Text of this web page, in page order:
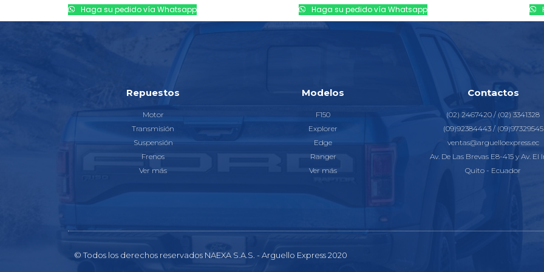
Haga su pedido vía Whatsapp Haga su pedido vía Whatsapp
Repuestos
Motor
Transmisión
Suspensión
Frenos
Ver más
Modelos
F150
Explorer
Edge
Ranger
Ver más
Contactos
(02) 2467420 / (02) 3341328
(09)92384443 / (09)97329545
ventas@arguelloexpress.ec
Av. De Las Brevas E8-415 y Av. El
Quito - Ecuador
© Todos los derechos reservados NAEXA S.A.S. - Arguello Express 2020